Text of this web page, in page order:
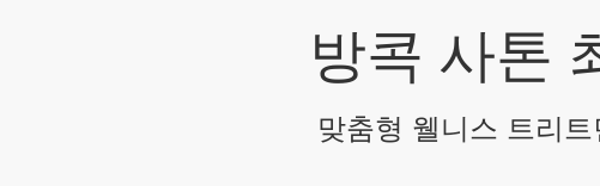
방콕 사톤
맞춤형 웰니스 트리